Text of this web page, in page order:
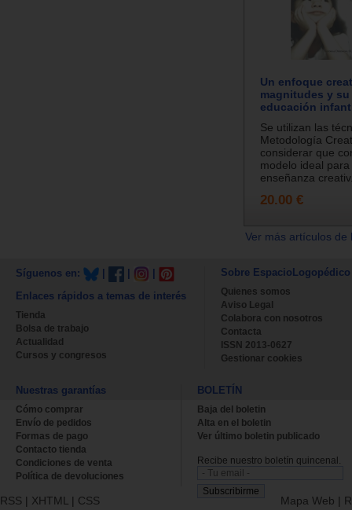
Un enfoque
magnitudes y
educación
Se utilizan las
Metodología
considerar que
modelo ideal
enseñanza
20.00 €
Ver más artículos
Síguenos en:
Enlaces rápidos a temas de interés
Tienda
Bolsa de trabajo
Actualidad
Cursos y congresos
Sobre EspacioLogopédico
Quienes somos
Aviso Legal
Colabora con nosotros
Contacta
ISSN 2013-0627
Gestionar cookies
Nuestras garantías
Cómo comprar
Envío de pedidos
Formas de pago
Contacto tienda
Condiciones de venta
Política de devoluciones
BOLETÍN
Baja del boletin
Alta en el boletin
Ver último boletin publicado
Recibe nuestro boletín quincenal.
RSS | XHTML | CSS Mapa Web |